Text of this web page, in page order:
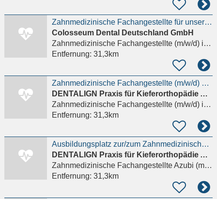
Zahnmedizinische Fachangestellte für unsere große Zahnarztpraxis (m/w/d)
Colosseum Dental Deutschland GmbH
Zahnmedizinische Fachangestellte (m/w/d)in Offenbach am Main
Entfernung: 31,3km
Zahnmedizinische Fachangestellte (m/w/d) KFO-Praxis in Frankfurt am Main
DENTALIGN Praxis für Kieferorthopädie Ah-Rum Kim
Zahnmedizinische Fachangestellte (m/w/d)in Frankfurt am Main
Entfernung: 31,3km
Ausbildungsplatz zur/zum Zahnmedizinischen Fachangestellten (m/w/d) - Praxis in Frankfurt
DENTALIGN Praxis für Kieferorthopädie Ah-Rum Kim
Zahnmedizinische Fachangestellte Azubi (m/w/d)
Entfernung: 31,3km